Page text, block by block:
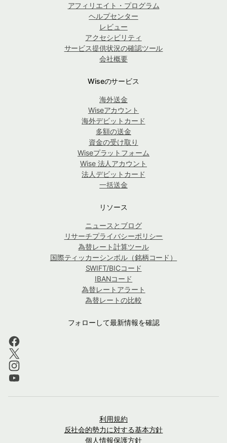
アフィリエイト・プログラム
ヘルプセンター
レビュー
アクセシビリティ
サービス提供状況の確認ツール
会社概要
Wiseのサービス
海外送金
Wiseアカウント
海外デビットカード
多額の送金
資金の受け取り
Wiseプラットフォーム
Wise 法人アカウント
法人デビットカード
一括送金
リソース
ニュースとブログ
リサーチプライバシーポリシー
為替レート計算ツール
国際ティッカーシンボル（銘柄コード）
SWIFT/BICコード
IBANコード
為替レートアラート
為替レートの比較
フォローして最新情報を確認
利用規約
反社会的勢力に対する基本方針
個人情報保護方針